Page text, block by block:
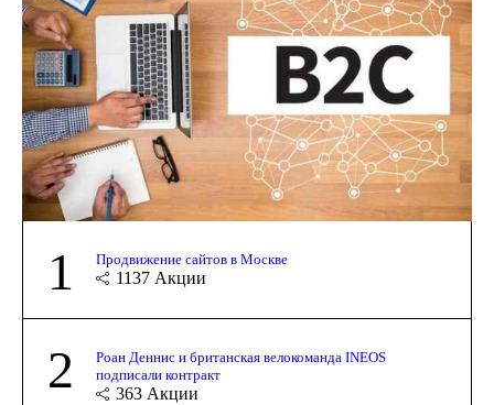
1 Продвижение сайтов в Москве
1137 Акции
2
Роан Деннис и британская велокоманда INEOS
подписали контракт
363 Акции